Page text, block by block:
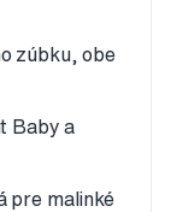
zúbku, obe
Baby a
pre malinké